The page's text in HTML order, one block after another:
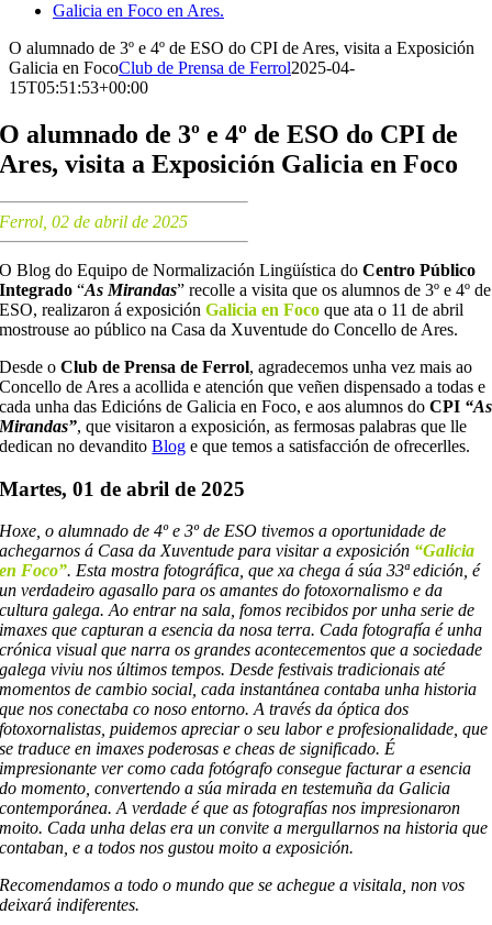
imagen
grande
O alumnado de 3º e 4º de ESO do CPI de Ares, visita a Exposición
Galicia en FocoClub de Prensa de Ferrol2025-04-
15T05:51:53+00:00
O alumnado de 3º e 4º de ESO do CPI de
Ares, visita a Exposición Galicia en Foco
Ferrol, 02 de abril de 2025
O Blog do Equipo de Normalización Lingüística doCentro Público
Integrado “As Mirandas” recolle a visita que os alumnos de 3º e 4º de
ESO, realizaron á exposiciónGalicia en Foco que ata o 11 de abril
mostrouse ao público na Casa da Xuventude do Concello de Ares.
Desde oClub de Prensa de Ferrol, agradecemos unha vez mais ao
Concello de Ares a acollida e atención que veñen dispensado a todas e
cada unha das Edicións de Galicia en Foco, e aos alumnos doCPI “As
Mirandas”, que visitaron a exposición, as fermosas palabras que lle
dedican no devanditoBlog e que temos a satisfacción de ofrecerlles.
Martes, 01 de abril de 2025
Hoxe, o alumnado de 4º e 3º de ESO tivemos a oportunidade de
achegarnos á Casa da Xuventude para visitar a exposición “Galicia
en Foco”. Esta mostra fotográfica, que xa chega á súa 33ª edición, é
un verdadeiro agasallo para os amantes do fotoxornalismo e da
cultura galega. Ao entrar na sala, fomos recibidos por unha serie de
imaxes que capturan a esencia da nosa terra. Cada fotografía é unha
crónica visual que narra os grandes acontecementos que a sociedade
galega viviu nos últimos tempos. Desde festivais tradicionais até
momentos de cambio social, cada instantánea contaba unha historia
que nos conectaba co noso entorno. A través da óptica dos
fotoxornalistas, puidemos apreciar o seu labor e profesionalidade, que
se traduce en imaxes poderosas e cheas de significado. É
impresionante ver como cada fotógrafo consegue facturar a esencia
do momento, convertendo a súa mirada en testemuña da Galicia
contemporánea. A verdade é que as fotografías nos impresionaron
moito. Cada unha delas era un convite a mergullarnos na historia que
contaban, e a todos nos gustou moito a exposición.
Recomendamos a todo o mundo que se achegue a visitala, non vos
deixará indiferentes.